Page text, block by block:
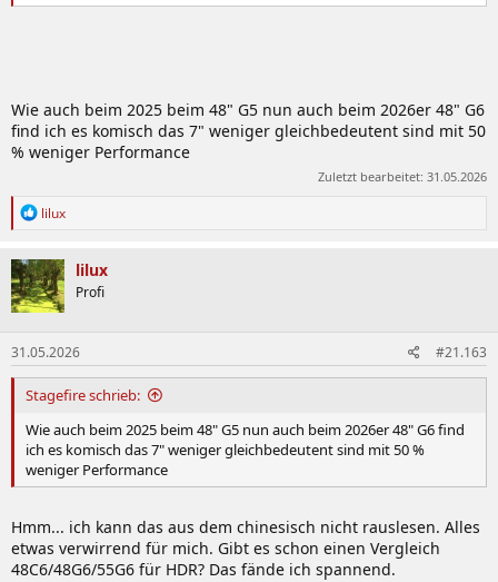
Wie auch beim 2025 beim 48" G5 nun auch beim 2026er 48" G6
find ich es komisch das 7" weniger gleichbedeutent sind mit 50
% weniger Performance
Zuletzt bearbeitet: 31.05.2026
R
k
t
i
o
n
e
n
:
lilux
lilux
Profi
31.05.2026 #21.163
Stagefire schrieb:
Wie auch beim 2025 beim 48" G5 nun auch beim 2026er 48" G6 find
ich es komisch das 7" weniger gleichbedeutent sind mit 50 %
weniger Performance
Hmm... ich kann das aus dem chinesisch nicht rauslesen. Alles
etwas verwirrend für mich. Gibt es schon einen Vergleich
48C6/48G6/55G6 für HDR? Das fände ich spannend.